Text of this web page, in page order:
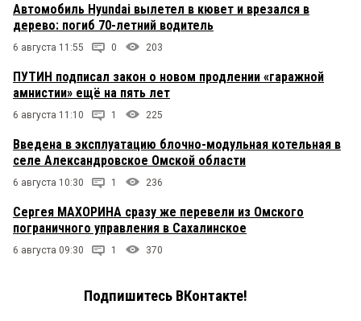
Автомобиль Hyundai вылетел в кювет и врезался в
дерево: погиб 70-летний водитель
6 августа 11:55 0 203
ПУТИН подписал закон о новом продлении «гаражной
амнистии» ещё на пять лет
6 августа 11:10 1 225
Введена в эксплуатацию блочно-модульная котельная в
селе Александровское Омской области
6 августа 10:30 1 236
Сергея МАХОРИНА сразу же перевели из Омского
пограничного управления в Сахалинское
6 августа 09:30 1 370
Подпишитесь ВКонтакте!